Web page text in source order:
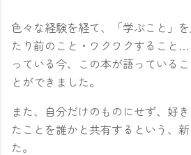
色々な経験を経て、「学ぶこと」
たり前のこと・ワクワクすること
っている今、この本が語っている
とができました。
また、自分だけのものにせず、好
たことを誰かと共有するという、
た。